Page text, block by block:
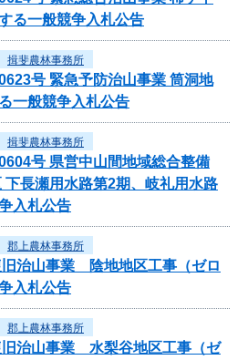
る一般競争入札公告
揖斐農林事務所
号 緊急予防治山事業 筒洞地
一般競争入札公告
揖斐農林事務所
号 県営中山間地域総合整備
下長瀬用水路第2期、岐礼用水路
入札公告
郡上農林事務所
旧治山事業 陰地地区工事（ゼロ
入札公告
郡上農林事務所
旧治山事業 水梨谷地区工事（ゼ